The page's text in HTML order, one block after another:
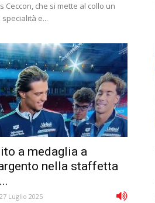
Ceccon, che si mette al collo un
e...
a medaglia a
nella staffetta
27 Luglio 2025